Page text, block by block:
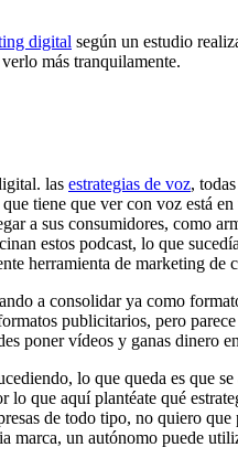
digital según un estudio
más tranquilamente.
las estrategias de voz,
tiene que ver con voz está
a sus consumidores, como
estos podcast, lo que
herramienta de marketing
a consolidar ya como
publicitarios, pero
poner vídeos y ganas dinero
lo que queda es que
que aquí plantéate qué
de todo tipo, no quiero
marca, un autónomo puede